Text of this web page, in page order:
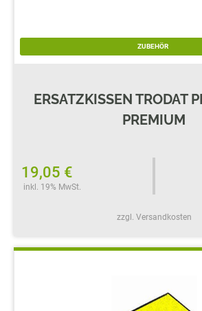
ZUBEHÖR
ERSATZKISSEN TRODAT
PREMIUM
19,05 €
inkl. 19% MwSt.
zzgl. Versandkosten